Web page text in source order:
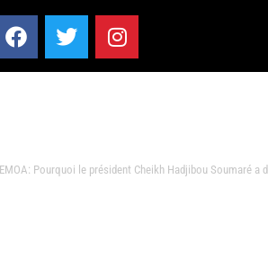
Pourquoi le président Cheikh Hadjibou Soumaré a